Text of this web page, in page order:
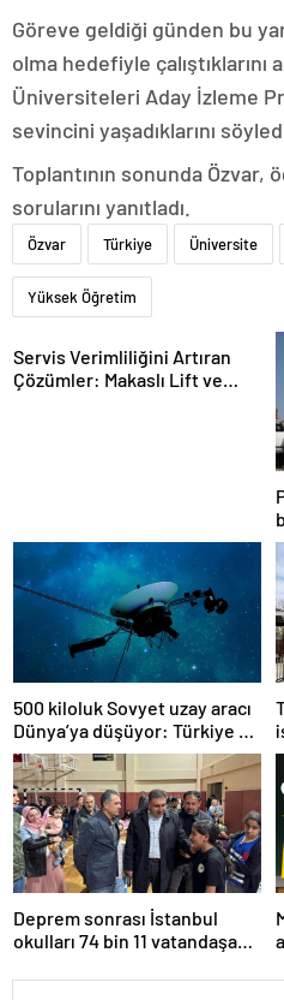
Göreve geldiği günden bu
olma hedefiyle çalıştıklarını
Üniversiteleri Aday İzleme
sevincini yaşadıklarını
Toplantının sonunda Özvar,
sorularını yanıtladı.
Özvar Türkiye Üniversite
Yüksek Öğretim
Servis Verimliliğini Artıran
Çözümler: Makaslı Lift ve
500 kiloluk Sovyet uzay aracı
Dünya’ya düşüyor: Türkiye de
risk altında
Deprem sonrası İstanbul
okulları 74 bin 11 vatandaşa